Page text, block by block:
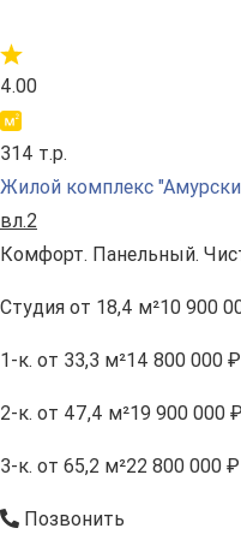
4.00
314 т.р.
Жилой комплекс
вл.2
Комфорт. Панельный.
Студия от 18,4 м²10 900
1-к. от 33,3 м²14 800 000 ₽
2-к. от 47,4 м²19 900 000 ₽
3-к. от 65,2 м²22 800 000 ₽
Позвонить